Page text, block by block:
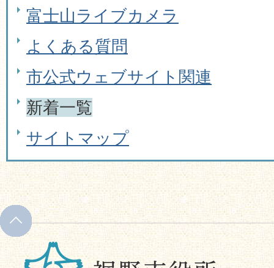
富士山ライブカメラ
よくある質問
市公式ウェブサイト関連
新着一覧
サイトマップ